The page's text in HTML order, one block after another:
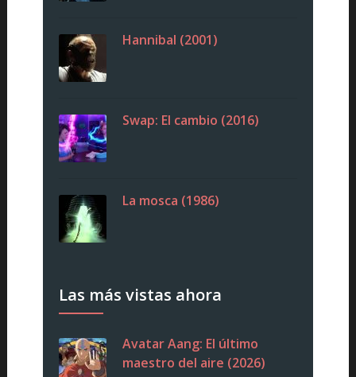
Hannibal (2001)
Swap: El cambio (2016)
La mosca (1986)
Las más vistas ahora
Avatar Aang: El último
maestro del aire (2026)